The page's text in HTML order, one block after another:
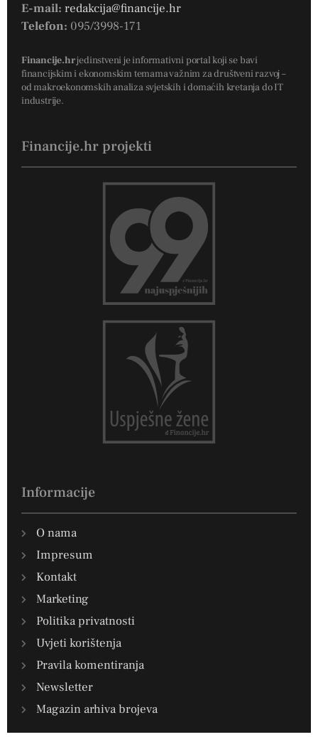
E-mail: redakcija@financije.hr
Telefon: 095/3998-171
Financije.hrjedinstveni je informativni portal koji se bavi
financijskim i ekonomskim temama važnim za društveni razvoj –
od makroekonomskih analiza svjetskih i domaćih kretanja do IT
industrije.
Financije.hr projekti
Informacije
O nama
Impresum
Kontakt
Marketing
Politika privatnosti
Uvjeti korištenja
Pravila komentiranja
Newsletter
Magazin arhiva brojeva